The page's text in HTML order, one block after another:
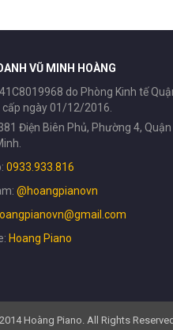
VŨ MINH HOÀNG
do Phòng Kinh tế
cấp ngày 01/12/2016.
Điện Biên Phủ, Phường 4, Quận
0933.933.816
@hoangpianovn
Hoang Piano
Hoàng Piano. All Rights